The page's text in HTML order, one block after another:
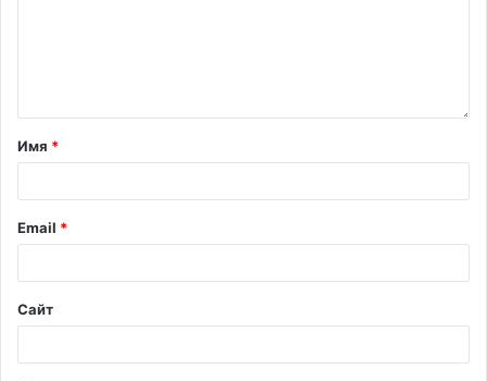
Имя *
Email *
Сайт